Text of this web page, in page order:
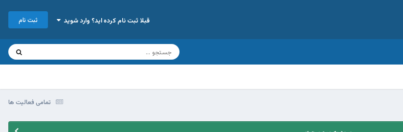
قبلا ثبت نام کرده اید؟ وارد شوید ثبت نام
تمامی فعالیت ها